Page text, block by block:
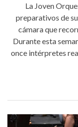
La Joven
preparativos de
cámara que
Durante esta
once intérpretes